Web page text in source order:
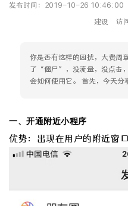
发布时间：2019-10-26 10:46:00
建设
访
你是否有这样的困扰，大费周
了“僵尸”，没流量，没点击
会如何使用它。 首先，今天分
一、开通附近小程序
优势： 出现在用户的附近窗